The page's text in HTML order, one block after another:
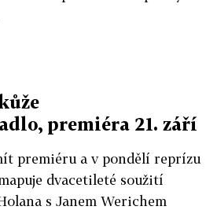
premiéra 21. září
premiéru a v pondělí reprízu
dvacetileté soužití
s Janem Werichem